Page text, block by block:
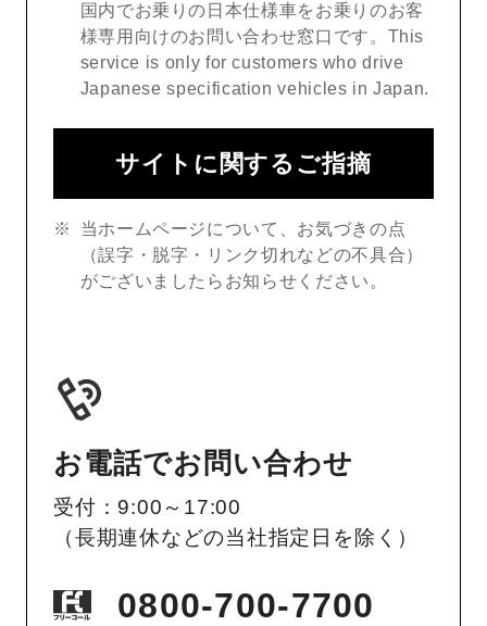
国内でお乗りの日本仕様車をお乗りのお客
様専用向けのお問い合わせ窓口です。This
service is only for customers who drive
Japanese specification vehicles in Japan.
サイトに関するご指摘
当ホームページについて、お気づきの点
（誤字・脱字・リンク切れなどの不具合）
がございましたらお知らせください。
お電話でお問い合わせ
受付：9:00～17:00
（長期連休などの当社指定日を除く）
0800-700-7700